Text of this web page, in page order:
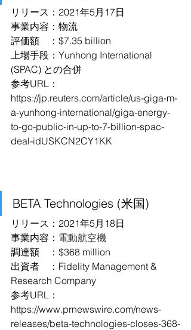
リリース：2021年5月17日
事業内容：物流
評価額　：$7.35 billion
上場手段：Yunhong International
(SPAC) との合併
参考URL：
https://jp.reuters.com/article/us-giga-m-
a-yunhong-international/giga-energy-
to-go-public-in-up-to-7-billion-spac-
deal-idUSKCN2CY1KK
BETA Technologies (米国)
リリース：2021年5月18日
事業内容： 電動航空機
調達額　：$368 million
出資者　：Fidelity Management &
Research Company
参考URL：
https://www.prnewswire.com/news-
releases/beta-technologies-closes-368-